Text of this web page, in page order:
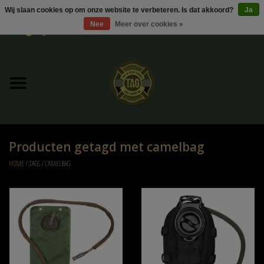
UItverkoop
Kleding
Ammo
Replica Parts
Producten getagd met camelbag
HOME/TAGS/CAMELBAG
Wij slaan cookies op om onze website te verbeteren. Is dat akkoord?
Ja
Nee
Meer over cookies »